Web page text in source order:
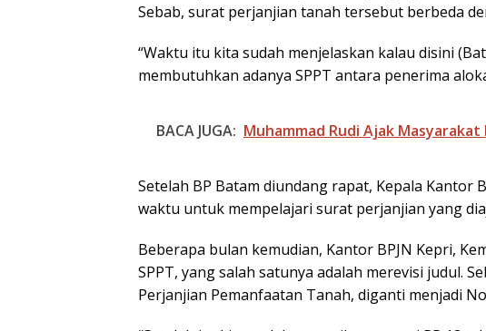
Sebab, surat perjanjian tanah tersebut berbeda
“Waktu itu kita sudah menjelaskan kalau disini
membutuhkan adanya SPPT antara penerima
BACA JUGA: Muhammad Rudi Ajak
Setelah BP Batam diundang rapat, Kepala Kantor
waktu untuk mempelajari surat perjanjian yang
Beberapa bulan kemudian, Kantor BPJN Kepri,
SPPT, yang salah satunya adalah merevisi judul.
Perjanjian Pemanfaatan Tanah, diganti menjadi
Pelantikan Pejabat
Integritas dan Kinerja